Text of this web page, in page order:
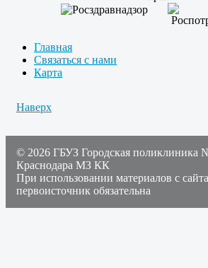
Главная
Связаться с нами
Карта
Наверх
© 2026 ГБУЗ Городская поликлиника
Краснодара МЗ КК
При использовании материалов с
первоисточник обязательна